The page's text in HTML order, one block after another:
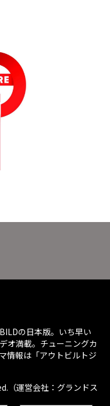
の日本版。いち早い
オ満載。チューニングカ
情報は「アウトビルトジ
運営会社：グランドス